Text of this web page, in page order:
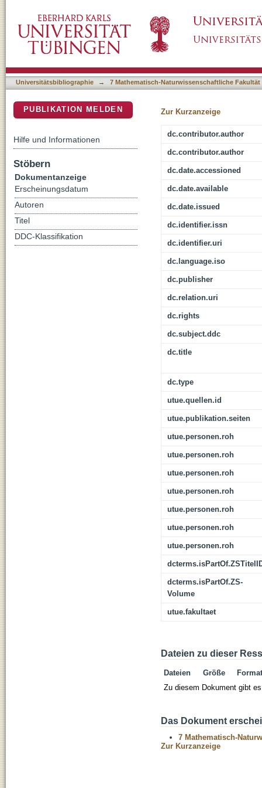
European fluvial terrace sequences
Universitätsbibliographie → 7 Mathematisch-Naturwissenschaftliche Fakultät
Zur Kurzanzeige
dc.contributor.author
dc.contributor.author
dc.date.accessioned
dc.date.available
dc.date.issued
dc.identifier.issn
dc.identifier.uri
dc.language.iso
dc.publisher
dc.relation.uri
dc.rights
dc.subject.ddc
dc.title
dc.type
utue.quellen.id
utue.publikation.seiten
utue.personen.roh
utue.personen.roh
utue.personen.roh
utue.personen.roh
utue.personen.roh
utue.personen.roh
utue.personen.roh
dcterms.isPartOf.ZS-
Volume
utue.fakultaet
Dateien zu dieser
Dateien Größe
Format
Zu diesem Dokument gibt
Das Dokument
7 Mathematisch-
Zur Kurzanzeige
PUBLIKATION MELDEN
Hilfe und Informationen
Stöbern
Dokumentanzeige
Erscheinungsdatum
Autoren
Titel
DDC-Klassifikation